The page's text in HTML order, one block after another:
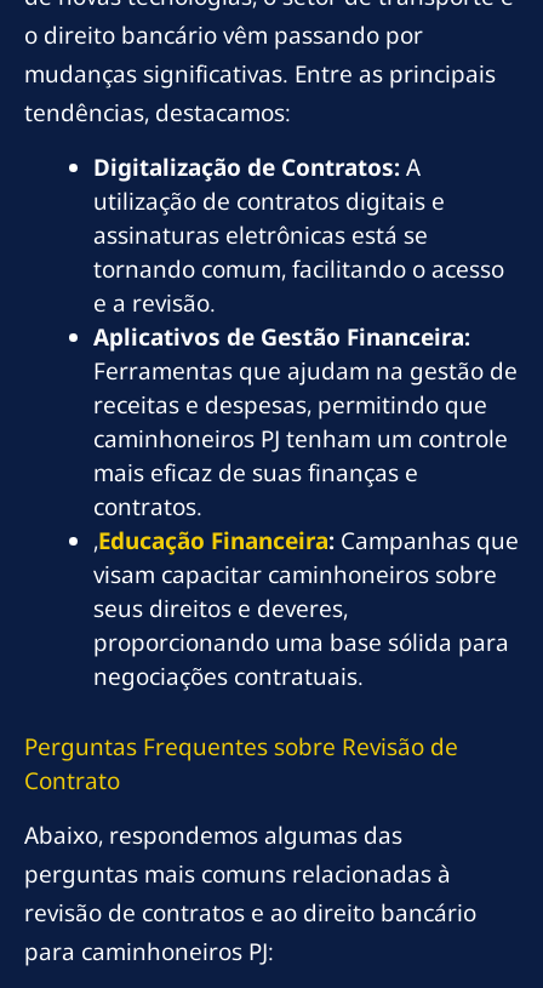
o direito bancário vêm passando por
mudanças significativas. Entre as principais
tendências, destacamos:
Digitalização de Contratos:A
utilização de contratos digitais e
assinaturas eletrônicas está se
tornando comum, facilitando o acesso
e a revisão.
Aplicativos de Gestão Financeira:
Ferramentas que ajudam na gestão de
receitas e despesas, permitindo que
caminhoneiros PJ tenham um controle
mais eficaz de suas finanças e
contratos.
,Educação Financeira: Campanhas que
visam capacitar caminhoneiros sobre
seus direitos e deveres,
proporcionando uma base sólida para
negociações contratuais.
Perguntas Frequentes sobre Revisão de
Contrato
Abaixo, respondemos algumas das
perguntas mais comuns relacionadas à
revisão de contratos e ao direito bancário
para caminhoneiros PJ: